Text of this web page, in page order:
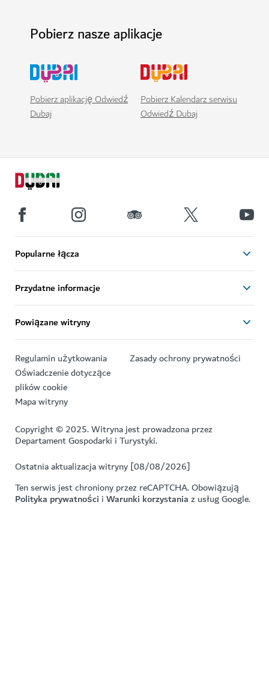
Pobierz nasze aplikacje
Pobierz aplikację Odwiedź
Dubaj
Pobierz Kalendarz serwisu
Odwiedź Dubaj
Popularne łącza
Przydatne informacje
Powiązane witryny
Regulamin użytkowania
Zasady ochrony prywatności
Oświadczenie dotyczące
plików cookie
Mapa witryny
Copyright © 2025. Witryna jest prowadzona przez
Departament Gospodarki i Turystyki.
Ostatnia aktualizacja witryny [08/08/2026]
Ten serwis jest chroniony przez reCAPTCHA. Obowiązują
Polityka prywatności iWarunki korzystaniaz usług Google.